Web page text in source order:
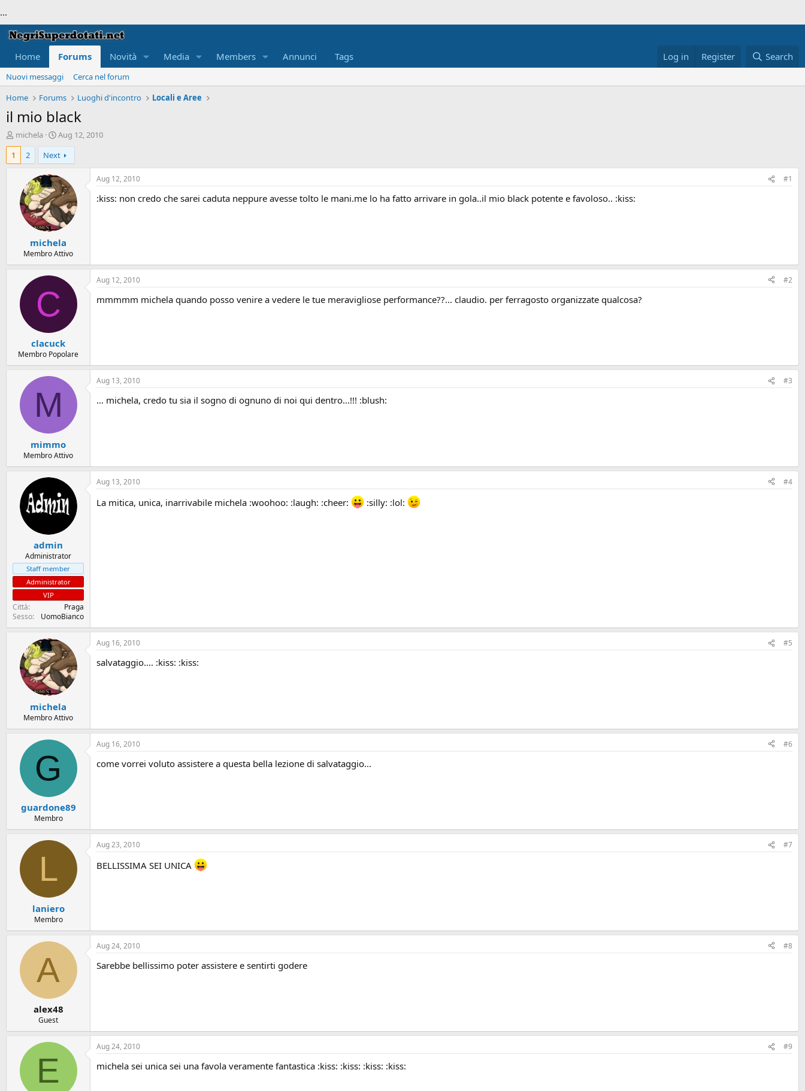
...
Home Forums Novità Media Members Annunci Tags Log in Register Search
Nuovi messaggi
Cerca nel forum
Home
Forums Luoghi d'incontro Locali e Aree
il mio black
T
h
e
r
michela
S
t
a
r
t
d
a
t
e
Aug 12, 2010
1
2 Next
michela
Membro Attivo
Aug 12, 2010 #1
:kiss: non credo che sarei caduta neppure avesse tolto le mani.me lo ha fatto arrivare in gola..il mio black potente e favoloso.. :kiss:
C
clacuck
Membro Popolare
Aug 12, 2010 #2
mmmmm michela quando posso venire a vedere le tue meravigliose performance??... claudio. per ferragosto organizzate qualcosa?
M
mimmo
Membro Attivo
Aug 13, 2010 #3
... michela, credo tu sia il sogno di ognuno di noi qui dentro...!!! :blush:
admin
Administrator
Staff member
Administrator
VIP
Città
Praga
Sesso
UomoBianco
Aug 13, 2010 #4
La mitica, unica, inarrivabile michela :woohoo: :laugh: :cheer: :silly: :lol:
michela
Membro Attivo
Aug 16, 2010 #5
salvataggio.... :kiss: :kiss:
G
guardone89
Membro
Aug 16, 2010 #6
come vorrei voluto assistere a questa bella lezione di salvataggio...
L
laniero
Membro
Aug 23, 2010 #7
BELLISSIMA SEI UNICA
A
alex48
Guest
Aug 24, 2010 #8
Sarebbe bellissimo poter assistere e sentirti godere
E
Aug 24, 2010 #9
michela sei unica sei una favola veramente fantastica :kiss: :kiss: :kiss: :kiss: